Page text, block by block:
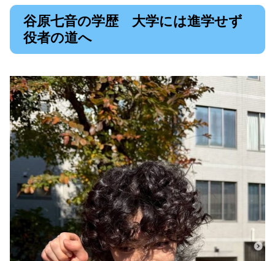
谷原七音の学歴 大学には進学せず
役者の道へ